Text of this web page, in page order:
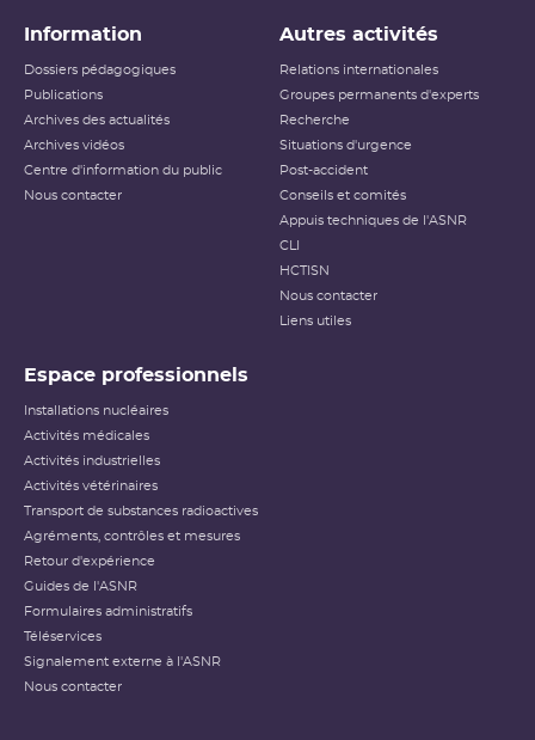
Information
Dossiers pédagogiques
Publications
Archives des actualités
Archives vidéos
Centre d'information du public
Nous contacter
Autres activités
Relations internationales
Groupes permanents d'experts
Recherche
Situations d'urgence
Post-accident
Conseils et comités
Appuis techniques de l'ASNR
CLI
HCTISN
Nous contacter
Liens utiles
Espace professionnels
Installations nucléaires
Activités médicales
Activités industrielles
Activités vétérinaires
Transport de substances radioactives
Agréments, contrôles et mesures
Retour d'expérience
Guides de l'ASNR
Formulaires administratifs
Téléservices
Signalement externe à l'ASNR
Nous contacter